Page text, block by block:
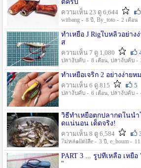
ติครับ
ความเห็น 23 ดู 6,644
witbang - 8 ปี , By_toto - 2 เดือน
ทำเหยื่อ J Rigใบหลิวอย่าง
ส
ความเห็น 7 ดู 1,080
ปลางับคับ - 8 เดือน, ปลางับคับ -
ทำเหยื่อเจริก 2 อย่างง่ายห
ความเห็น 6 ดู 815
5
ปลางับคับ - 6 เดือน, ปลางับคับ -
วิธีทำเหยื่อตกปลากดในน้
ดแน่นอน เด็ดจริง!
ความเห็น 8 ดู 6,584
7ม่หล่๑llต่lลีe - 3 ปี , e_boum -
PART 3 ... รูปที่เหลือ เห
"